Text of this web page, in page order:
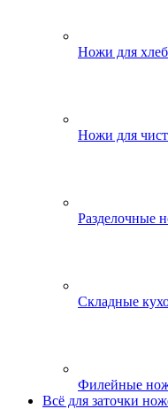
Ножи для
Ножи для
Разделочные
Складные
Филейные
Всё для заточки